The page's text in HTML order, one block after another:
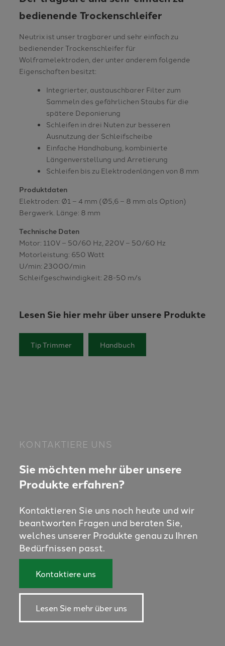
bedienende Trockenschleifer
Neutrix ist unser tragbarer und sehr einfach zu
bedienender Trockenschleifer für
Wolframelektroden, der unter anderem folgende
Eigenschaften besitzt:
Integrierter, austauschbarer Filter zum
Sammeln des gefährlichen Staubs für die
spätere Deponierung
Schleifen in drei Nuten zur besseren
Ausnutzung der Schleifscheibe
Einfache Handhabung, kombinierte
Längenverstellung und Arretierung
Schleifen bis zu Elektrodenlängen von 8 mm
Produktdaten
Elektroden: Ø1 – 4 mm (Ø5,6 – 8 mm als Option)
Bergwerk. Länge: 8 mm
Technische Daten
Motor: 110V – 50/60 Hz, 220V – 50/60 Hz
Motorleistung: 650 Watt
U/min: 23000/min
Schleifgeschwindigkeit: 28-50 m/s
Lesen Sie hier mehr über unsere Produkte
Tip Trimmer Handbuch
KONTAKTIERE UNS
Sie möchten mehr über unsere
Produkte erfahren?
Kontaktieren Sie uns noch heute und wir
beantworten Fragen und beraten Sie,
welches unserer Produkte genau zu Ihren
Bedürfnissen passt.
Kontaktiere uns
Lesen Sie mehr über uns